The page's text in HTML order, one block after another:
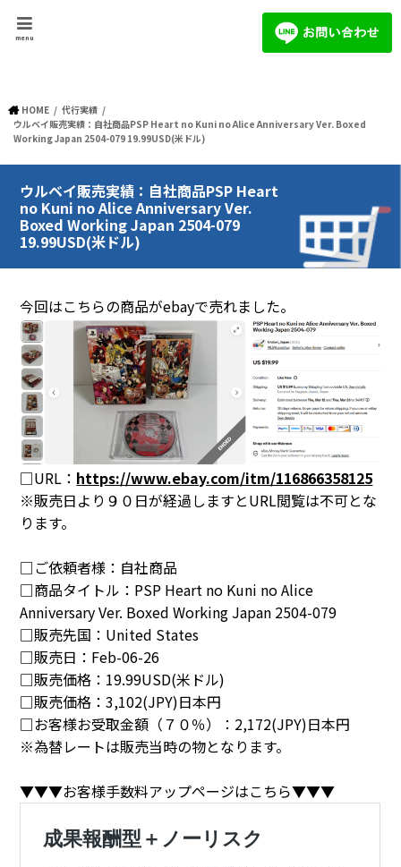
menu
HOME
代行実績
ウルベイ販売実績：自社商品PSP Heart no Kuni no Alice Anniversary Ver. Boxed
Working Japan 2504-079 19.99USD(米ドル)
ウルベイ販売実績：自社商品PSP Heart
no Kuni no Alice Anniversary Ver.
Boxed Working Japan 2504-079
19.99USD(米ドル)
今回はこちらの商品がebayで売れました。
□URL： https://www.ebay.com/itm/116866358125
※販売日より９０日が経過しますとURL閲覧は不可とな
ります。
□ご依頼者様：自社商品
□商品タイトル： PSP Heart no Kuni no Alice
Anniversary Ver. Boxed Working Japan 2504-079
□販売先国： United States
□販売日： Feb-06-26
□販売価格： 19.99USD(米ドル)
□販売価格：3,102(JPY)日本円
□お客様お受取金額（７０％）： 2,172(JPY)日本円
※為替レートは販売当時の物となります。
▼▼▼お客様手数料アップページはこちら▼▼▼